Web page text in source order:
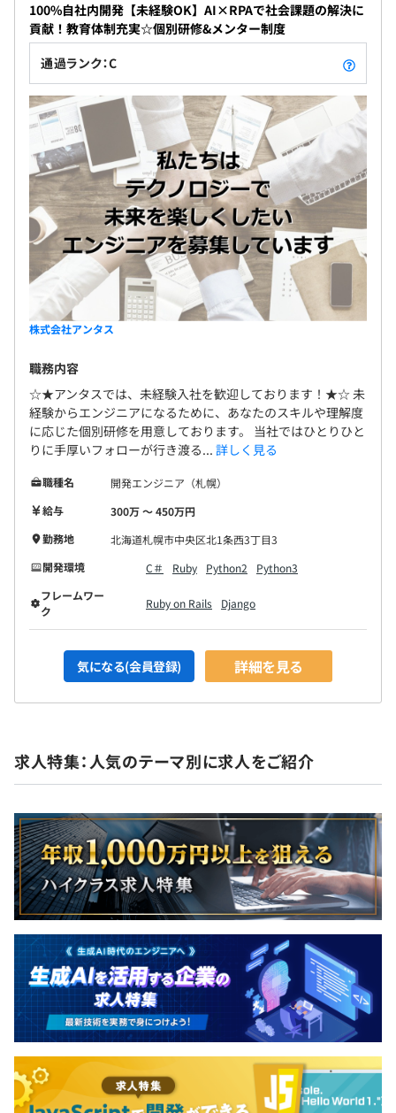
100%自社内開発【未経験OK】AI×RPAで社会課題の解決に
貢献！教育体制充実☆個別研修&メンター制度
通過ランク：C
株式会社アンタス
職務内容
☆★アンタスでは、未経験入社を歓迎しております！★☆ 未
経験からエンジニアになるために、あなたのスキルや理解度
に応じた個別研修を用意しております。 当社ではひとりひと
りに手厚いフォローが行き渡る... 詳しく見る
職種名
開発エンジニア（札幌）
給与
300万 〜 450万円
勤務地
北海道札幌市中央区北1条西3丁目3
開発環境
C＃ Ruby Python2
Python3
フレームワー
ク
Ruby on Rails Django
気になる(会員登録) 詳細を見る
求人特集：人気のテーマ別に求人をご紹介